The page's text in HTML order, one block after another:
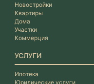
Новостройки
Квартиры
Дома
Участки
Коммерция
УСЛУГИ
Ипотека
Юридические услуги